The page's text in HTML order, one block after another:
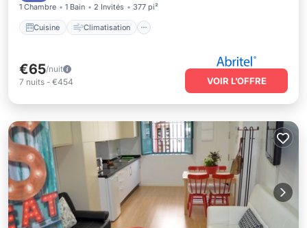
1 Chambre 1 Bain 2 Invités 377 pi²
Cuisine Climatisation
€65/nuit
7 nuits - €454 VOIR L’OFFRE